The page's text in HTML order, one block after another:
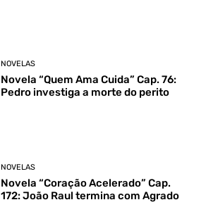
NOVELAS
Novela “Quem Ama Cuida” Cap. 76:
Pedro investiga a morte do perito
NOVELAS
Novela “Coração Acelerado” Cap.
172: João Raul termina com Agrado